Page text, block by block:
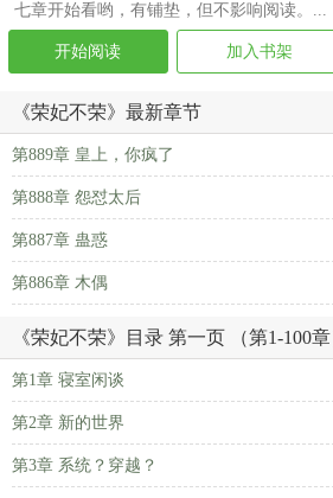
七章开始看哟，有铺垫，但不影响阅读。...
开始阅读 加入书架
《荣妃不荣》最新章节
第889章 皇上，你疯了
第888章 怨怼太后
第887章 蛊惑
第886章 木偶
《荣妃不荣》目录 第一页 （第1-100章
第1章 寝室闲谈
第2章 新的世界
第3章 系统？穿越？